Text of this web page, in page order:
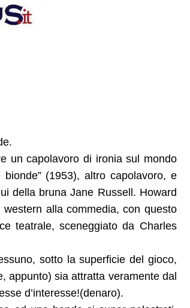
un capolavoro di ironia sul mondo
(1953), altro capolavoro, e
della bruna Jane Russell. Howard
alla commedia, con questo
teatrale, sceneggiato da Charles
sotto la superficie del gioco,
appunto) sia attratta veramente dal
d’interesse!(denaro).